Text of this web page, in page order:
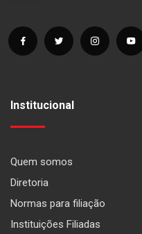
Institucional
Quem somos
Diretoria
Normas para filiação
Instituições Filiadas